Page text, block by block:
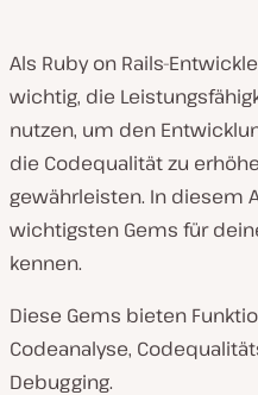
Als Ruby on Rails-
wichtig, die
nutzen, um den
die Codequalität zu
gewährleisten. In diesem
wichtigsten Gems für
kennen.
Diese Gems bieten
Codeanalyse,
Debugging.